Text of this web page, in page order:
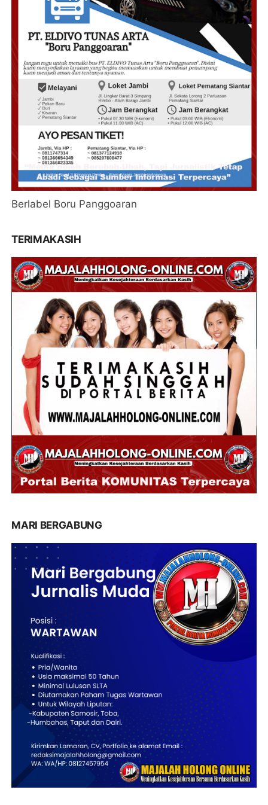
Berlabel Boru Panggoaran
TERIMAKASIH
MARI BERGABUNG